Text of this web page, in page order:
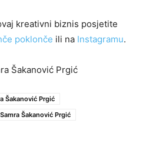
kreativni biznis posjetite
poklonče ili na Instagramu.
Šakanović Prgić
Šakanović Prgić
Samra Šakanović Prgić